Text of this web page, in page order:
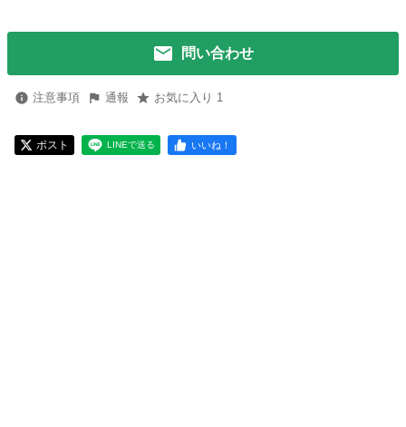
問い合わせ
注意事項 通報 お気に入り 1
ポスト LINEで送る いいね！